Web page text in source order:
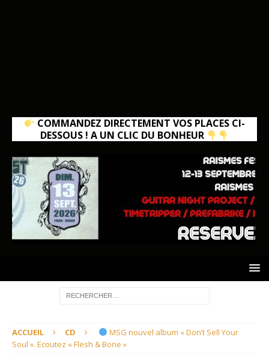
COMMANDEZ DIRECTEMENT VOS PLACES CI-
DESSOUS ! A UN CLIC DU BONHEUR
ACCUEIL CD
MSG nouvel album « Don’t Sell Your
Soul ». Ecoutez « Flesh & Bone »